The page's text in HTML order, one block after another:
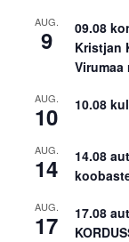
AUG.
9
09.08
Kristjan
AUG.
10 10.08
AUG.
14
14.08
AUG.
17
17.08